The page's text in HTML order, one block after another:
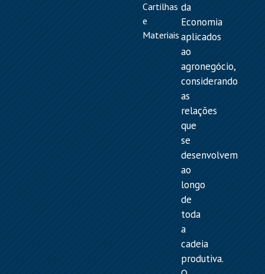
Cartilhas
e
Materiais
da
Economia
aplicados
ao
agronegócio,
considerando
as
relações
que
se
desenvolvem
ao
longo
de
toda
a
cadeia
produtiva.